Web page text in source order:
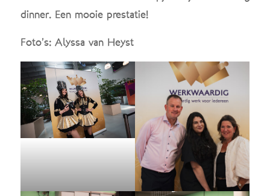
dinner. Een mooie prestatie!
Foto’s: Alyssa van Heyst